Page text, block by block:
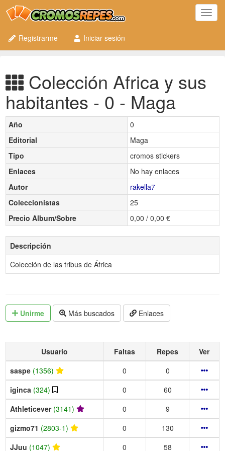
Registrarme
Iniciar sesión
Colección Africa y sus
habitantes - 0 - Maga
Año
0
Editorial
Maga
Tipo
cromos stickers
Enlaces
No hay enlaces
Autor
rakella7
Coleccionistas
25
Precio Album/Sobre
0,00 / 0,00 €
Descripción
Colección de las tribus de África
Unirme Más buscados Enlaces
Usuario Faltas Repes
Ver
saspe (1356) 0
0
iginca (324) 0
60
Athleticever (3141) 0
9
gizmo71 (2803-1) 0
130
JJuu (1047) 0 58